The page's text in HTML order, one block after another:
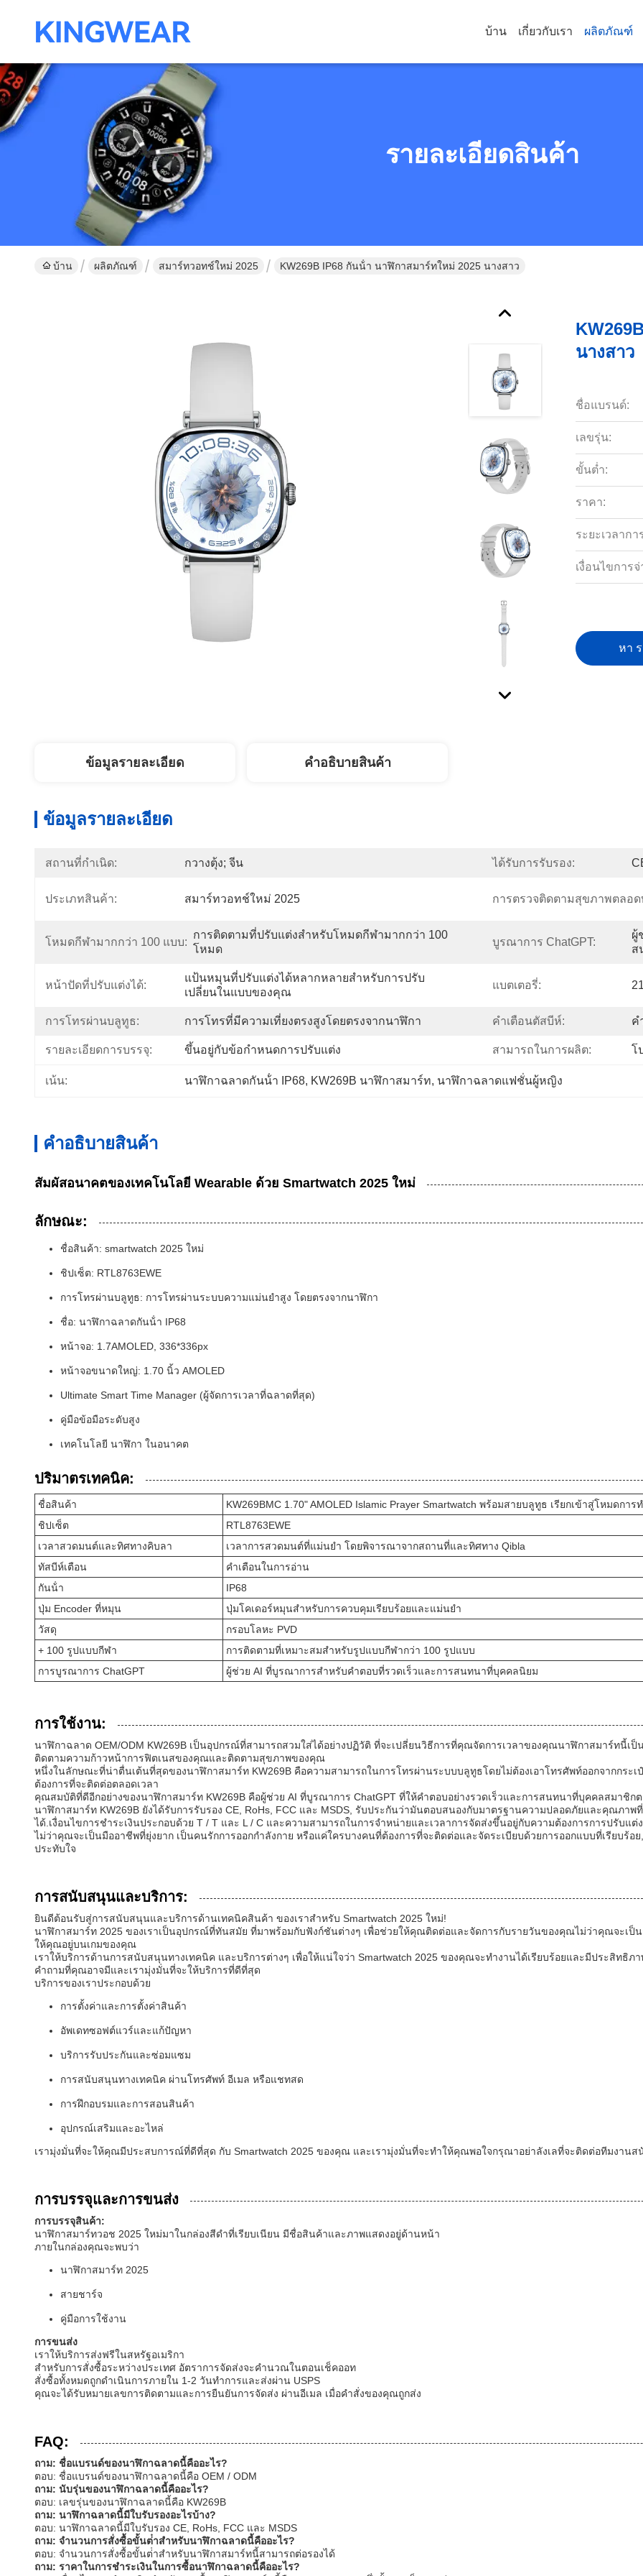
บ้าน เกี่ยวกับเรา ผลิตภัณฑ์
รายละเอียดสินค้า
บ้าน ผลิตภัณฑ์ สมาร์ทวอทช์ใหม่ 2025 KW269B IP68 กันน้ํา นาฬิกาสมาร์ทใหม่ 2025 นางสาว
นางสาว
ชื่อแบรนด์:
เลขรุ่น:
ขั้นต่ำ:
ราคา:
ระยะเวลากา
เงื่อนไขการจ่
หา
ข้อมูลรายละเอียด คําอธิบายสินค้า
ข้อมูลรายละเอียด
สถานที่กำเนิด: กวางตุ้ง; จีน ได้รับการรับรอง:
ประเภทสินค้า: สมาร์ทวอทช์ใหม่ 2025 การตรวจติดตามสุขภาพตลอด
โหมดกีฬามากกว่า 100 แบบ:
การติดตามที่ปรับแต่งสำหรับโหมดกีฬามากกว่า 100
โหมด
บูรณาการ ChatGPT:
ผู้
ส
หน้าปัดที่ปรับแต่งได้:
แป้นหมุนที่ปรับแต่งได้หลากหลายสำหรับการปรับ
เปลี่ยนในแบบของคุณ
แบตเตอรี่:
การโทรผ่านบลูทูธ: การโทรที่มีความเที่ยงตรงสูงโดยตรงจากนาฬิกา คำเตือนตัสบีห์: ค
รายละเอียดการบรรจุ: ขึ้นอยู่กับข้อกำหนดการปรับแต่ง สามารถในการผลิต: โ
เน้น: นาฬิกาฉลาดกันน้ํา IP68, KW269B นาฬิกาสมาร์ท, นาฬิกาฉลาดแฟชั่นผู้หญิง
คําอธิบายสินค้า
สัมผัสอนาคตของเทคโนโลยี Wearable ด้วย Smartwatch 2025 ใหม่
ลักษณะ:
ชื่อสินค้า: smartwatch 2025 ใหม่
ชิปเซ็ต: RTL8763EWE
การโทรผ่านบลูทูธ: การโทรผ่านระบบความแม่นยําสูง โดยตรงจากนาฬิกา
ชื่อ: นาฬิกาฉลาดกันน้ํา IP68
หน้าจอ: 1.7AMOLED, 336*336px
หน้าจอขนาดใหญ่: 1.70 นิ้ว AMOLED
Ultimate Smart Time Manager (ผู้จัดการเวลาที่ฉลาดที่สุด)
คู่มือข้อมือระดับสูง
เทคโนโลยี นาฬิกา ในอนาคต
ปริมาตรเทคนิค:
ชื่อสินค้า
KW269BMC 1.70" AMOLED Islamic Prayer Smartwatch พร้อมสายบลูทูธ เรียกเข้าสู่โหมดก
ชิปเซ็ต
RTL8763EWE
เวลาสวดมนต์และทิศทางคิบลา
เวลาการสวดมนต์ที่แม่นยํา โดยพิจารณาจากสถานที่และทิศทาง Qibla
ทัสบีห์เตือน
คําเตือนในการอ่าน
กันน้ํา
IP68
ปุ่ม Encoder ที่หมุน
ปุ่มโคเดอร์หมุนสําหรับการควบคุมเรียบร้อยและแม่นยํา
วัสดุ
กรอบโลหะ PVD
+ 100 รูปแบบกีฬา
การติดตามที่เหมาะสมสําหรับรูปแบบกีฬากว่า 100 รูปแบบ
การบูรณาการ ChatGPT
ผู้ช่วย AI ที่บูรณาการสําหรับคําตอบที่รวดเร็วและการสนทนาที่บุคคลนิยม
การใช้งาน:
นาฬิกาฉลาด OEM/ODM KW269B เป็นอุปกรณ์ที่สามารถสวมใส่ได้อย่างปฏิวัติ ที่จะเปลี่ยนวิธีการที่คุณจัดการเวลาของคุณนาฬิกาสมาร์ทนี้เ
ติดตามความก้าวหน้าการฟิตเนสของคุณและติดตามสุขภาพของคุณ
หนึ่งในลักษณะที่น่าตื่นเต้นที่สุดของนาฬิกาสมาร์ท KW269B คือความสามารถในการโทรผ่านระบบบลูทูธโดยไม่ต้องเอาโทรศัพท์ออกจากกร
ต้องการที่จะติดต่อตลอดเวลา
คุณสมบัติที่ดีอีกอย่างของนาฬิกาสมาร์ท KW269B คือผู้ช่วย AI ที่บูรณาการ ChatGPT ที่ให้คําตอบอย่างรวดเร็วและการสนทนาที่บุคคลสมาชิก
นาฬิกาสมาร์ท KW269B ยังได้รับการรับรอง CE, RoHs, FCC และ MSDS, รับประกันว่ามันตอบสนองกับมาตรฐานความปลอดภัยและคุณภ
ได้.เงื่อนไขการชําระเงินประกอบด้วย T / T และ L / C และความสามารถในการจําหน่ายและเวลาการจัดส่งขึ้นอยู่กับความต้องการการปรับแต่
ไม่ว่าคุณจะเป็นมืออาชีพที่ยุ่งยาก เป็นคนรักการออกกําลังกาย หรือแค่ใครบางคนที่ต้องการที่จะติดต่อและจัดระเบียบด้วยการออกแบบที่เรียบ
ประทับใจ
การสนับสนุนและบริการ:
ยินดีต้อนรับสู่การสนับสนุนและบริการด้านเทคนิคสินค้า ของเราสําหรับ Smartwatch 2025 ใหม่!
นาฬิกาสมาร์ท 2025 ของเราเป็นอุปกรณ์ที่ทันสมัย ที่มาพร้อมกับฟังก์ชันต่างๆ เพื่อช่วยให้คุณติดต่อและจัดการกับรายวันของคุณไม่ว่าคุณจะเป็
ให้คุณอยู่บนเกมของคุณ
เราให้บริการด้านการสนับสนุนทางเทคนิค และบริการต่างๆ เพื่อให้แน่ใจว่า Smartwatch 2025 ของคุณจะทํางานได้เรียบร้อยและมีประสิท
คําถามที่คุณอาจมีและเรามุ่งมั่นที่จะให้บริการที่ดีที่สุด
บริการของเราประกอบด้วย
การตั้งค่าและการตั้งค่าสินค้า
อัพเดทซอฟต์แวร์และแก้ปัญหา
บริการรับประกันและซ่อมแซม
การสนับสนุนทางเทคนิค ผ่านโทรศัพท์ อีเมล หรือแชทสด
การฝึกอบรมและการสอนสินค้า
อุปกรณ์เสริมและอะไหล่
เรามุ่งมั่นที่จะให้คุณมีประสบการณ์ที่ดีที่สุด กับ Smartwatch 2025 ของคุณ และเรามุ่งมั่นที่จะทําให้คุณพอใจกรุณาอย่าลังเลที่จะติดต่อทีมงานส
การบรรจุและการขนส่ง
การบรรจุสินค้า:
นาฬิกาสมาร์ทวอช 2025 ใหม่มาในกล่องสีดําที่เรียบเนียน มีชื่อสินค้าและภาพแสดงอยู่ด้านหน้า
ภายในกล่องคุณจะพบว่า
นาฬิกาสมาร์ท 2025
สายชาร์จ
คู่มือการใช้งาน
การขนส่ง
เราให้บริการส่งฟรีในสหรัฐอเมริกา
สําหรับการสั่งซื้อระหว่างประเทศ อัตราการจัดส่งจะคํานวณในตอนเช็คออท
สั่งซื้อทั้งหมดถูกดําเนินการภายใน 1-2 วันทําการและส่งผ่าน USPS
คุณจะได้รับหมายเลขการติดตามและการยืนยันการจัดส่ง ผ่านอีเมล เมื่อคําสั่งของคุณถูกส่ง
FAQ:
ถาม: ชื่อแบรนด์ของนาฬิกาฉลาดนี้คืออะไร?
ตอบ: ชื่อแบรนด์ของนาฬิกาฉลาดนี้คือ OEM / ODM
ถาม: นับรุ่นของนาฬิกาฉลาดนี้คืออะไร?
ตอบ: เลขรุ่นของนาฬิกาฉลาดนี้คือ KW269B
ถาม: นาฬิกาฉลาดนี้มีใบรับรองอะไรบ้าง?
ตอบ: นาฬิกาฉลาดนี้มีใบรับรอง CE, RoHs, FCC และ MSDS
ถาม: จํานวนการสั่งซื้อขั้นต่ําสําหรับนาฬิกาฉลาดนี้คืออะไร?
ตอบ: จํานวนการสั่งซื้อขั้นต่ําสําหรับนาฬิกาสมาร์ทนี้สามารถต่อรองได้
ถาม: ราคาในการชําระเงินในการซื้อนาฬิกาฉลาดนี้คืออะไร?